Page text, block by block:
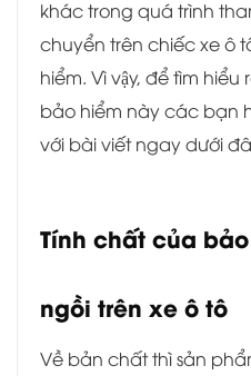
khác trong quá trình
chuyển trên chiếc xe ô
hiểm. Vì vậy, để tìm
bảo hiểm này các bạn
với bài viết ngay dưới
Tính chất của
ngồi trên xe ô tô
Về bản chất thì sản